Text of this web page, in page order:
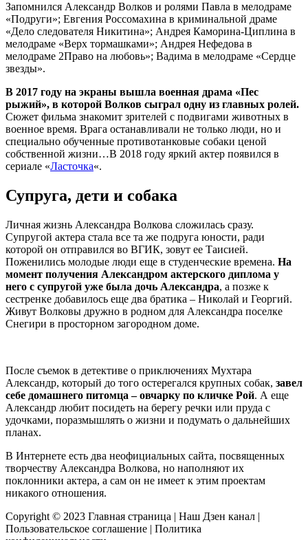
Запомнился Александр Волков и ролями Павла в мелодраме
«Подруги»; Евгения Россомахина в криминальной драме
«Дело следователя Никитина»; Андрея Каморина-Циплина в
мелодраме «Верх тормашками»; Андрея Нефедова в
мелодраме 2Право на любовь»; Вадима в мелодраме «Сердце
звезды».
В 2017 году на экраны вышла военная драма «Пес
рыжий», в которой Волков сыграл одну из главных ролей.
Сюжет фильма знакомит зрителей с подвигами животных в
военное время. Врага останавливали не только люди, но и
специально обученные противотанковые собаки ценой
собственной жизни…В 2018 году яркий актер появился в
сериале «Ласточка«.
Супруга, дети и собака
Личная жизнь Александра Волкова сложилась сразу.
Супругой актера стала все та же подруга юности, ради
которой он отправился во ВГИК, зовут ее Таисией.
Поженились молодые люди еще в студенческие времена. На
момент получения Александром актерского диплома у
него с супругой уже была дочь Александра, а позже к
сестренке добавилось еще два братика – Николай и Георгий.
Живут Волковы дружно в родном для Александра поселке
Снегири в просторном загородном доме.
После съемок в детективе о приключениях Мухтара
Александр, который до того остерегался крупных собак, завел
себе домашнего питомца – овчарку по кличке Рой. А еще
Александр любит посидеть на берегу речки или пруда с
удочками, поразмышлять о жизни и подумать о дальнейших
планах.
В Интернете есть два неофициальных сайта, посвященных
творчеству Александра Волкова, но наполняют их
поклонники актера, а сам он не имеет к этим проектам
никакого отношения.
Copyright © 2023 Главная страница | Наш Дзен канал |
Пользовательское соглашение | Политика